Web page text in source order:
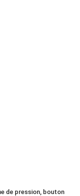
de pression, bouton